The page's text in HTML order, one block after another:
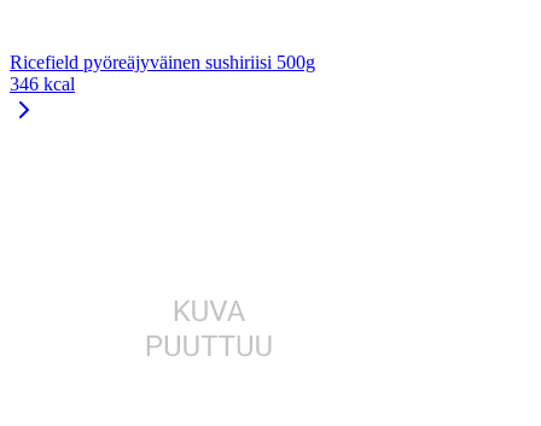
Ricefield pyöreäjyväinen sushiriisi 500g
346 kcal